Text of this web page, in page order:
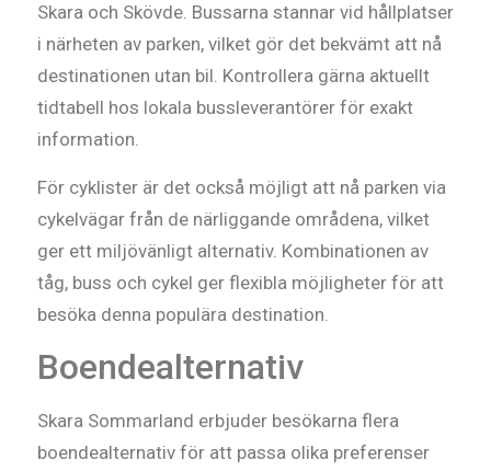
Skara och Skövde. Bussarna stannar vid hållplatser
i närheten av parken, vilket gör det bekvämt att nå
destinationen utan bil. Kontrollera gärna aktuellt
tidtabell hos lokala bussleverantörer för exakt
information.
För cyklister är det också möjligt att nå parken via
cykelvägar från de närliggande områdena, vilket
ger ett miljövänligt alternativ. Kombinationen av
tåg, buss och cykel ger flexibla möjligheter för att
besöka denna populära destination.
Boendealternativ
Skara Sommarland erbjuder besökarna flera
boendealternativ för att passa olika preferenser